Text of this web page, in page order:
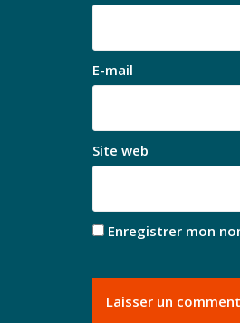
E-mail
Site web
Enregistrer mon